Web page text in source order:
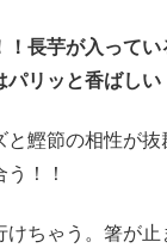
！長芋が入って
リッと香ばしい
と鰹節の相性が
！！
ちゃう。箸が止